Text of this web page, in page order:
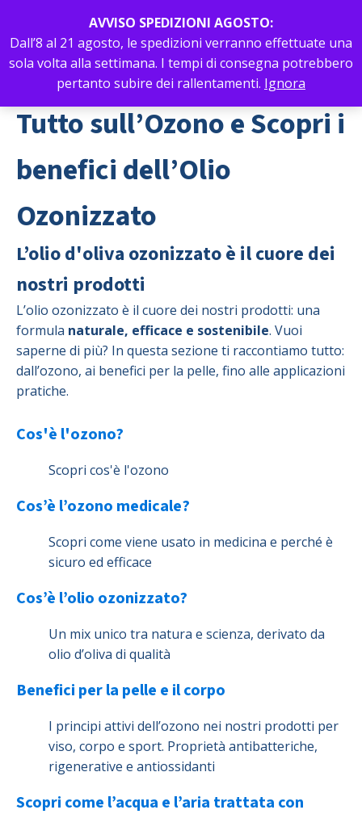
AVVISO SPEDIZIONI AGOSTO:
Dall’8 al 21 agosto, le spedizioni verranno effettuate una
sola volta alla settimana. I tempi di consegna potrebbero
pertanto subire dei rallentamenti. Ignora
Menu 0
Tutto sull’Ozono e Scopri i
benefici dell’Olio
Ozonizzato
L’olio d'oliva ozonizzato è il cuore dei
nostri prodotti
L’olio ozonizzato è il cuore dei nostri prodotti: una
formula naturale, efficace e sostenibile. Vuoi
saperne di più? In questa sezione ti raccontiamo tutto:
dall’ozono, ai benefici per la pelle, fino alle applicazioni
pratiche.
Cos'è l'ozono?
Scopri cos'è l'ozono
Cos’è l’ozono medicale?
Scopri come viene usato in medicina e perché è
sicuro ed efficace
Cos’è l’olio ozonizzato?
Un mix unico tra natura e scienza, derivato da
olio d’oliva di qualità
Benefici per la pelle e il corpo
I principi attivi dell’ozono nei nostri prodotti per
viso, corpo e sport. Proprietà antibatteriche,
rigenerative e antiossidanti
Scopri come l’acqua e l’aria trattata con